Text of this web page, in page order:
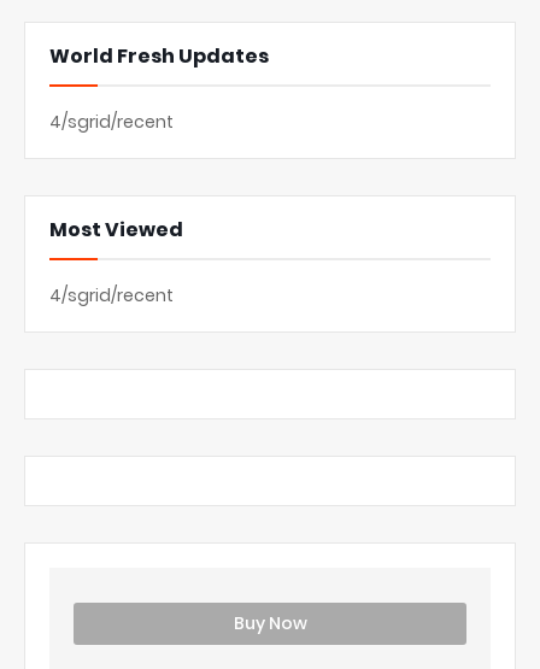
World Fresh Updates
4/sgrid/recent
Most Viewed
4/sgrid/recent
Buy Now